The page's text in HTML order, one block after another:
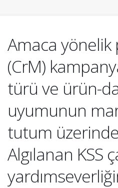
Amaca yönelik
(CrM)
türü ve ürün-
uyumunun
tutum
Algılanan KSS